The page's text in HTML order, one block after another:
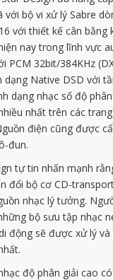
với bộ vi xử lý Sabre
với thiết kế cân bằng
nay trong lĩnh vực
PCM 32bit/384KHz
Native DSD với
dạng nhạc số độ
nhất trên các
điện cũng được
đun.
tự tin nhấn mạnh
đổi bộ cơ CD-
nhạc lý tưởng.
bộ sưu tập nhạc
động sẽ được xử lý
độ phân giải cao